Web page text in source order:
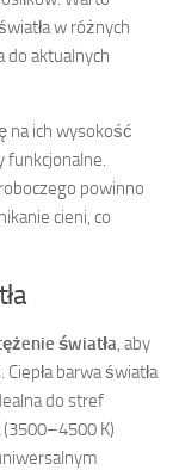
w różnych
aktualnych
na ich wysokość
funkcjonalne.
powinno
cieni, co
światła , aby
barwa światła
do stref
K)